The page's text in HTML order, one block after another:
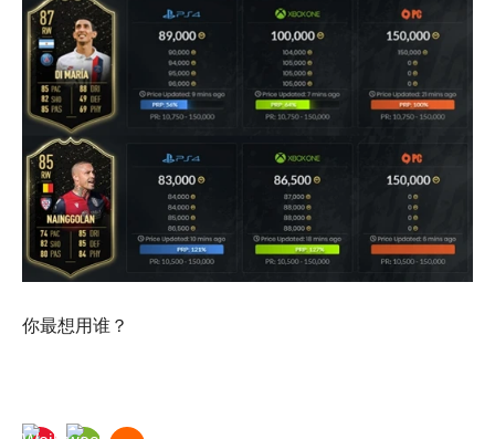
你最想用谁？